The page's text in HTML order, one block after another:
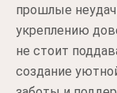
прошлые
укреплению
не стоит
создание